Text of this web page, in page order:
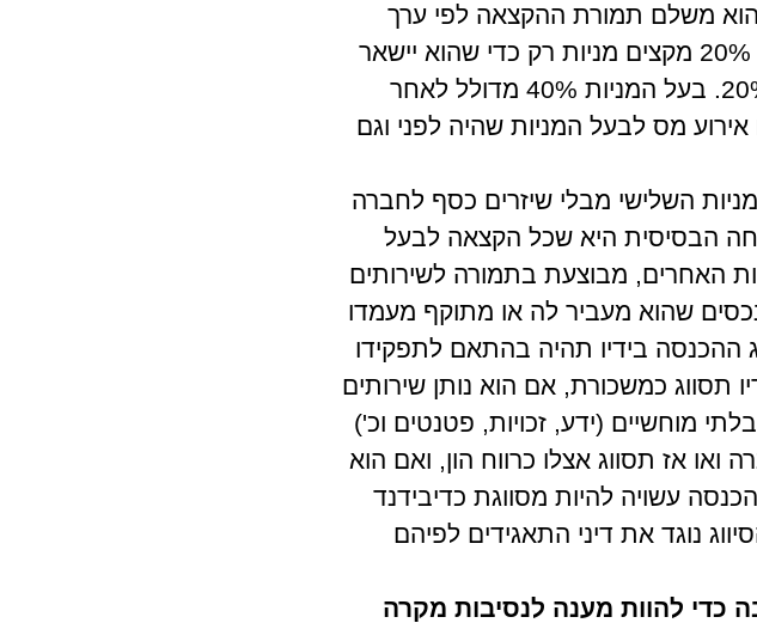
30%, מקצים מניות והוא משלם תמורת ההקצאה לפי ערך
כלכלי שנקבע לחברה וגדל ל- 35%.2. לבעל המניות 20% מקצים מניות רק כדי שהוא יישאר
20% כך שלאחר ההקצאה הוא אינו מדולל ונותר .20%3. בעל המניות 40% מדולל לאחר
אירוע מס לבעל המניות שהיה לפני וגם
השלישי מבלי שיזרים כסף לחברה
הבסיסית היא שכל הקצאה לבעל
האחרים, מבוצעת בתמורה לשירותים
שהוא מעביר לה או מתוקף מעמדו
ההכנסה בידיו תהיה בהתאם לתפקידו
כמשכורת, אם הוא נותן שירותים
מוחשיים (ידע, זכויות, פטנטים וכ')
אז תסווג אצלו כרווח הון, ואם הוא
עשויה להיות מסווגת כדיבידנד
נוגד את דיני התאגידים לפיהם
כדי להוות מענה לנסיבות מקרה